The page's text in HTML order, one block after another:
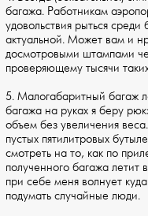
багажа. Работникам
удовольствия рыться
актуальной. Может вам и
досмотровыми штампами
проверяющему тысячи
5. Малогабаритный багаж
багажа на руках я беру
объем без увеличения
пустых пятилитровых
смотреть на то, как по
полученного багажа
при себе меня волнует
подумать случайные люди.